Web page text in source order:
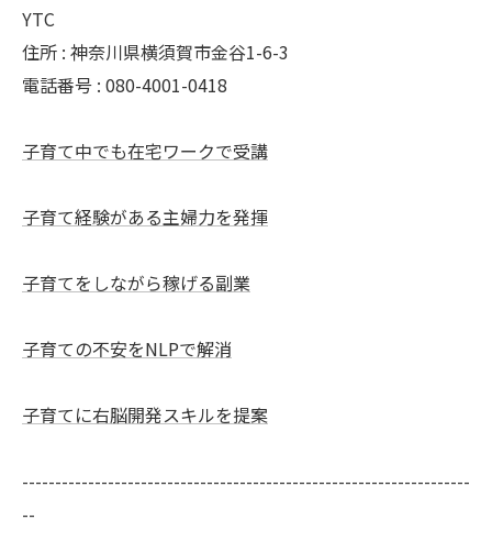
YTC
住所 : 神奈川県横須賀市金谷1-6-3
電話番号 : 080-4001-0418
子育て中でも在宅ワークで受講
子育て経験がある主婦力を発揮
子育てをしながら稼げる副業
子育ての不安をNLPで解消
子育てに右脳開発スキルを提案
--------------------------------------------------------------------
--